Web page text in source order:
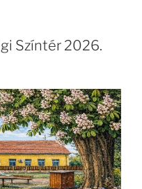
Színtér 2026.